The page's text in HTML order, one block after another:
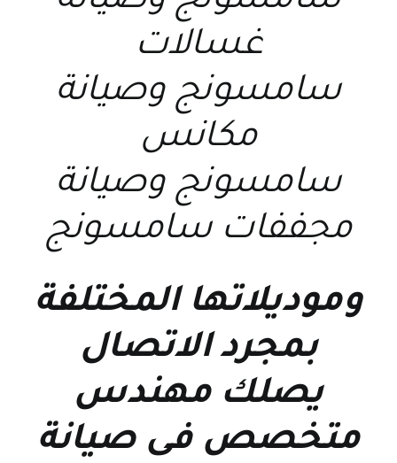
غسالات
سامسونج وصيانة
مكانس
سامسونج وصيانة
مجففات سامسونج
وموديلاتها المختلفة
بمجرد الاتصال
يصلك مهندس
متخصص فىصيانة